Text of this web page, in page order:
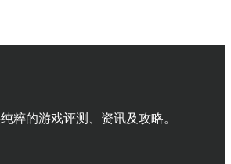
支持驾驶车辆，载具更多是作为掩
粹的游戏评测、资讯及攻略。